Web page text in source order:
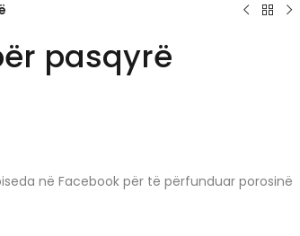
pasqyrë
në Facebook për të përfunduar porosinë